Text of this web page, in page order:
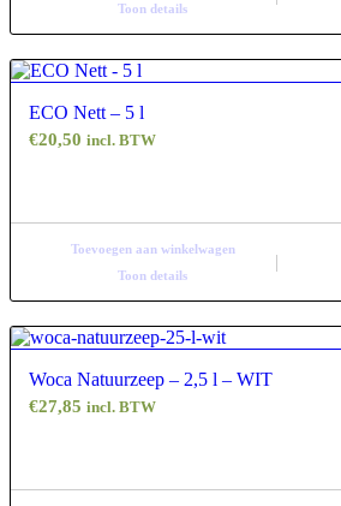
Toon details
ECO Nett – 5 l
€20,50 incl. BTW
Toevoegen aan winkelwagen
Toon details
Woca Natuurzeep – 2,5 l – WIT
€27,85 incl. BTW